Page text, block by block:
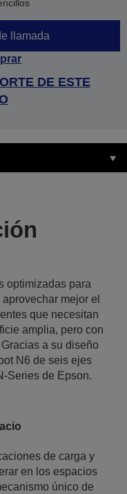
llamada
DE ESTE
optimizadas para
mejor el
que necesitan
amplia, pero con
a su diseño
N6 de seis ejes
Series de Epson.
de carga y
en los espacios
único de